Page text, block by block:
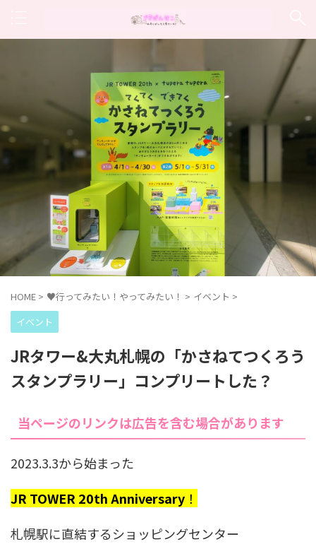
HOME > ♥行ってみたい！やってみたい！ > イベント >
イベント
JRタワー&大丸札幌の「かさねてつくろう
スタンプラリー」コンプリートした？
当ページのリンクは広告を含む場合があります
2023.3.3から始まった
JR TOWER 20th Anniversary ！
札幌駅に直結するショッピングセンター